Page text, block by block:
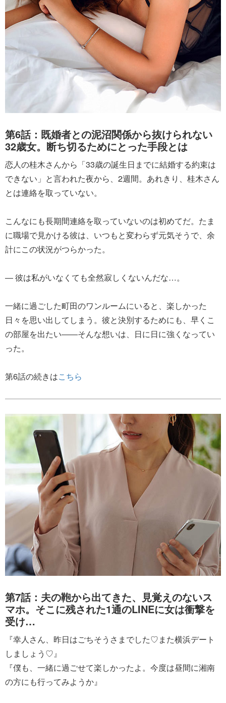
第6話：既婚者との泥沼関係から抜けられない
32歳女。断ち切るためにとった手段とは
恋人の桂木さんから「33歳の誕生日までに結婚する約束は
できない」と言われた夜から、2週間。あれきり、桂木さん
とは連絡を取っていない。
こんなにも長期間連絡を取っていないのは初めてだ。たま
に職場で見かける彼は、いつもと変わらず元気そうで、余
計にこの状況がつらかった。
― 彼は私がいなくても全然寂しくないんだな…。
一緒に過ごした町田のワンルームにいると、楽しかった
日々を思い出してしまう。彼と決別するためにも、早くこ
の部屋を出たい――そんな想いは、日に日に強くなってい
った。
第6話の続きはこちら
第7話：夫の鞄から出てきた、見覚えのないス
マホ。そこに残された1通のLINEに女は衝撃を
受け…
『幸人さん、昨日はごちそうさまでした♡また横浜デート
しましょう♡』
『僕も、一緒に過ごせて楽しかったよ。今度は昼間に湘南
の方にも行ってみようか』